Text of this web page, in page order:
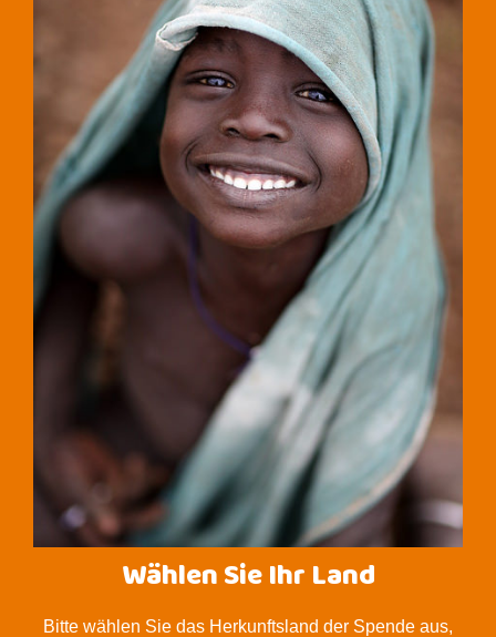
Wählen Sie Ihr Land
Bitte wählen Sie das Herkunftsland der Spende aus,